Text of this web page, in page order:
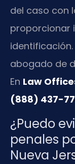
del caso con
proporcionar
abogado de
En Law
(888) 437-
¿Puedo
penales
Nueva